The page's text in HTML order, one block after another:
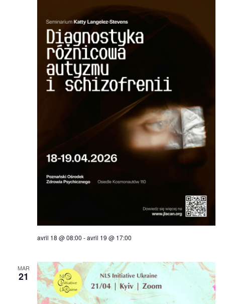
avril 18 @ 08:00 -avril 19 @ 17:00
MAR
21